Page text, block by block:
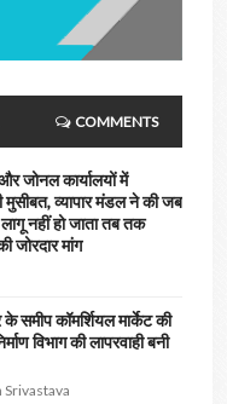
COMMENTS
जोनल कार्यालयों में
मुसीबत, व्यापार मंडल ने की जब
नहीं हो जाता तब तक
जोरदार मांग
समीप कॉमर्शियल मार्केट की
विभाग की लापरवाही बनी